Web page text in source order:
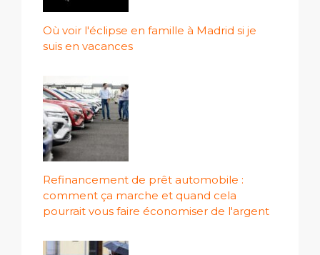
Où voir l'éclipse en famille à Madrid si je
suis en vacances
Refinancement de prêt automobile :
comment ça marche et quand cela
pourrait vous faire économiser de l'argent